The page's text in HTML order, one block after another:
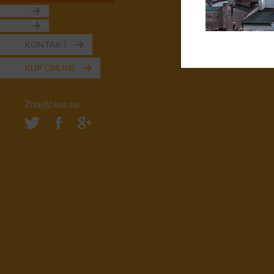
KONTAKT
KUP ONLINE
Znajdź nas na